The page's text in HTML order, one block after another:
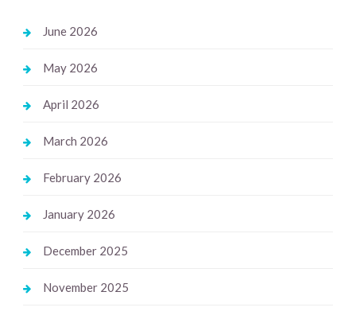
June 2026
May 2026
April 2026
March 2026
February 2026
January 2026
December 2025
November 2025